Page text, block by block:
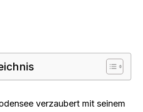
verzaubert mit seinem